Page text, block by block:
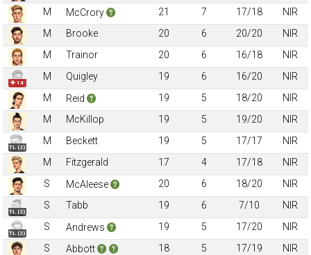
M
McCrory 21 7 17/18
NIR
M
Brooke 20 6 20/20
NIR
M
Trainor 20 6 16/18 NIR
✚ 14
M Quigley 19 6 16/20
NIR
M
Reid 19 5 18/20
NIR
M
McKillop 19 5 19/20 NIR
TL (2)
M Beckett 19 5 17/17
NIR
M
Fitzgerald 17 4 17/18
NIR
S
McAleese 20 6 18/20 NIR
TL (2)
S Tabb 19 6 7/10 NIR
TL (2)
S Andrews 19 5 17/20
NIR
S
Abbott 18 5 17/19
NIR